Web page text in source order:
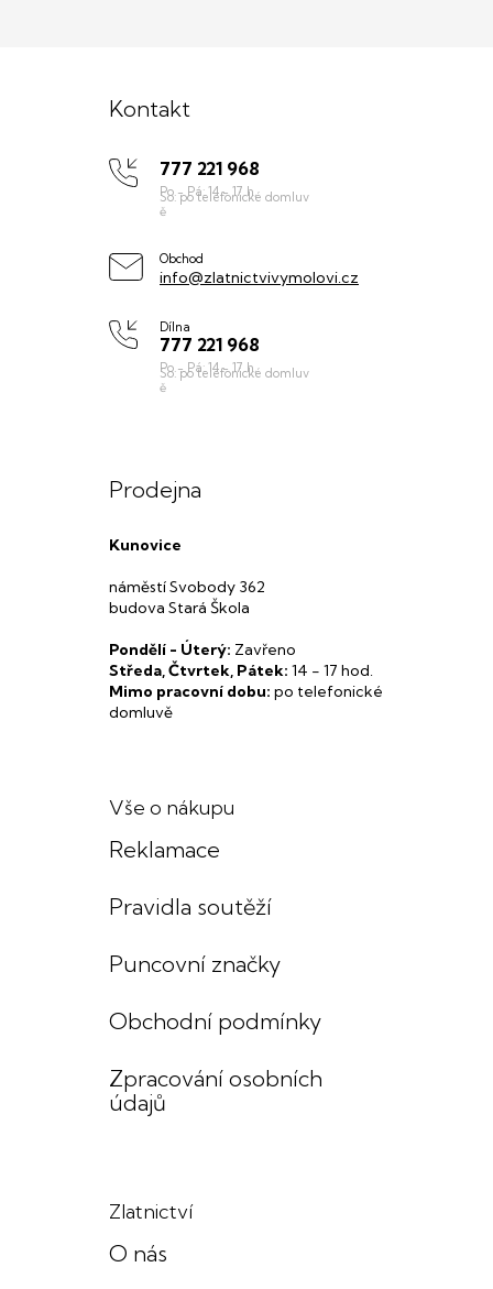
Kontakt
777 221 968
Obchod
info@zlatnictvivymolovi.cz
Dílna
777 221 968
Prodejna
Kunovice
náměstí Svobody 362
budova Stará Škola
Pondělí - Úterý: Zavřeno
Středa, Čtvrtek, Pátek: 14 - 17 hod.
Mimo pracovní dobu: po telefonické
domluvě
Vše o nákupu
Reklamace
Pravidla soutěží
Puncovní značky
Obchodní podmínky
Zpracování osobních
údajů
Zlatnictví
O nás